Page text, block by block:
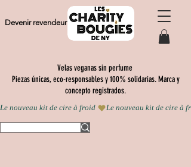
Velas veganas sin perfume
Piezas únicas, eco-responsables y 100% solidarias. Marca y
concepto registrados.
Devenir revendeur
Le nouveau kit de cire à froid